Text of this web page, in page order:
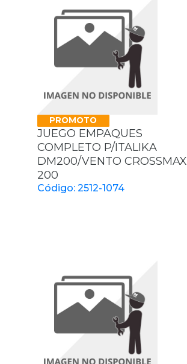
PROMOTO
JUEGO EMPAQUES
COMPLETO P/ITALIKA
DM200/VENTO CROSSMAX
200
Código: 2512-1074